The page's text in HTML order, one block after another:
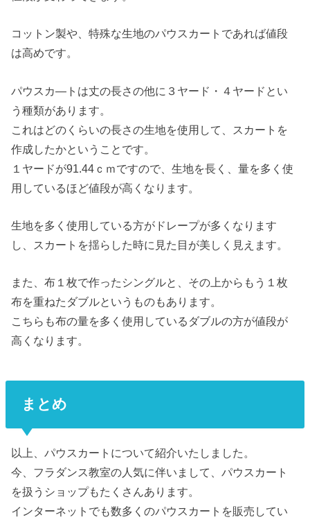
コットン製や、特殊な生地のパウスカートであれば値段
は高めです。
パウスカ―トは丈の長さの他に３ヤード・４ヤードとい
う種類があります。
これはどのくらいの長さの生地を使用して、スカートを
作成したかということです。
１ヤードが91.44ｃｍですので、生地を長く、量を多く使
用しているほど値段が高くなります。
生地を多く使用している方がドレープが多くなります
し、スカートを揺らした時に見た目が美しく見えます。
また、布１枚で作ったシングルと、その上からもう１枚
布を重ねたダブルというものもあります。
こちらも布の量を多く使用しているダブルの方が値段が
高くなります。
まとめ
以上、パウスカートについて紹介いたしました。
今、フラダンス教室の人気に伴いまして、パウスカート
を扱うショップもたくさんあります。
インターネットでも数多くのパウスカートを販売してい